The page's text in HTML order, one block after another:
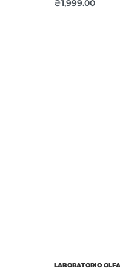
₴1,999.00
LABORATORIO